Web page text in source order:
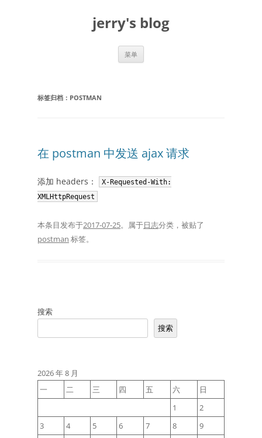
jerry's blog
菜单
标签归档： POSTMAN
在 postman 中发送 ajax 请求
添加 headers：
X-Requested-With:
XMLHttpRequest
本条目发布于2017-07-25。属于日志分类，被贴了
postman 标签。
搜索
搜索
2026 年 8 月
一
二 三 四 五 六
日
1
2
3
4 5 6 7 8
9